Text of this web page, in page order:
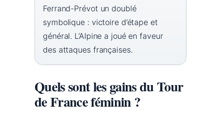
Ferrand-Prévot un doublé
symbolique : victoire d’étape et
général. L’Alpine a joué en faveur
des attaques françaises.
Quels sont les gains du Tour
de France féminin ?